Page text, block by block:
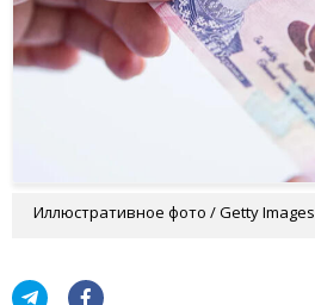
Иллюстративное фото / Getty Images